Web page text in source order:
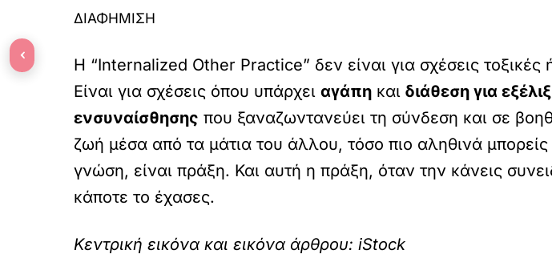
ΔΙΑΦΗΜΙΣΗ
Η “Internalized Other Practice” δεν είναι για σχέσεις
Είναι για σχέσεις όπου υπάρχει αγάπη και διάθεση για
ενσυναίσθησης που ξαναζωντανεύει τη σύνδεση και σε
ζωή μέσα από τα μάτια του άλλου, τόσο πιο αληθινά
γνώση, είναι πράξη. Και αυτή η πράξη, όταν την κάνεις
κάποτε το έχασες.
Κεντρική εικόνα και εικόνα άρθρου: iStock
‹